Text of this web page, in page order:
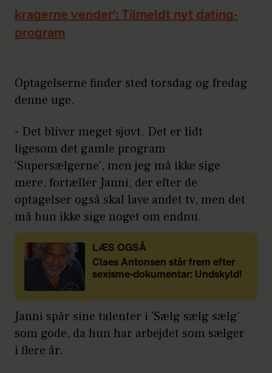
kragerne vender': Tilmeldt nyt dating-
program
Optagelserne finder sted torsdag og fredag
denne uge.
- Det bliver meget sjovt. Det er lidt
ligesom det gamle program
'Supersælgerne', men jeg må ikke sige
mere, fortæller Janni, der efter de
optagelser også skal lave andet tv, men det
må hun ikke sige noget om endnu.
LÆS OGSÅ
Claes Antonsen står frem efter
sexisme-dokumentar: Undskyld!
Janni spår sine talenter i 'Sælg sælg sælg'
som gode, da hun har arbejdet som sælger
i flere år.